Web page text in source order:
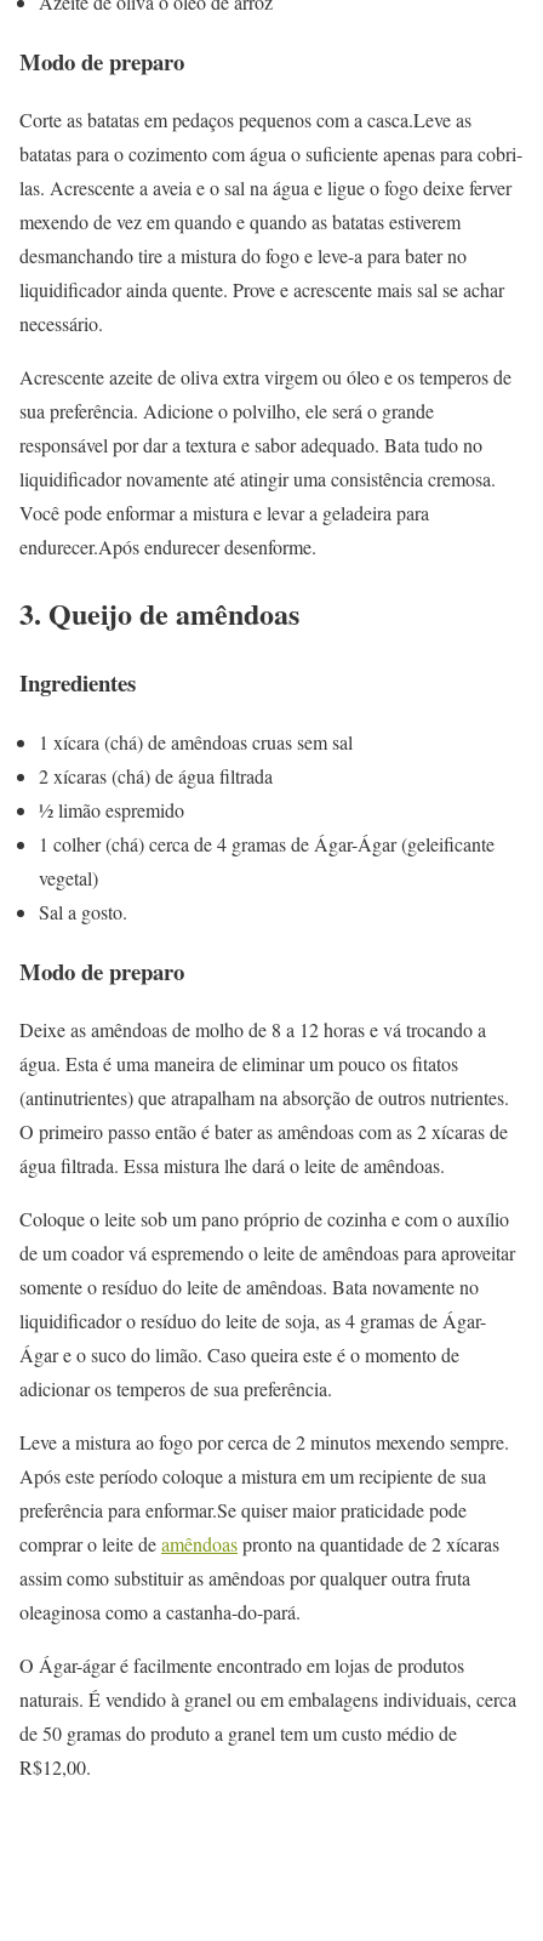
Modo de preparo
Corte as batatas em pedaços pequenos com a casca.Leve as
batatas para o cozimento com água o suficiente apenas para cobri-
las. Acrescente a aveia e o sal na água e ligue o fogo deixe ferver
mexendo de vez em quando e quando as batatas estiverem
desmanchando tire a mistura do fogo e leve-a para bater no
liquidificador ainda quente. Prove e acrescente mais sal se achar
necessário.
Acrescente azeite de oliva extra virgem ou óleo e os temperos de
sua preferência. Adicione o polvilho, ele será o grande
responsável por dar a textura e sabor adequado. Bata tudo no
liquidificador novamente até atingir uma consistência cremosa.
Você pode enformar a mistura e levar a geladeira para
endurecer.Após endurecer desenforme.
3. Queijo de amêndoas
Ingredientes
1 xícara (chá) de amêndoas cruas sem sal
2 xícaras (chá) de água filtrada
½ limão espremido
1 colher (chá) cerca de 4 gramas de Ágar-Ágar (geleificante
vegetal)
Sal a gosto.
Modo de preparo
Deixe as amêndoas de molho de 8 a 12 horas e vá trocando a
água. Esta é uma maneira de eliminar um pouco os fitatos
(antinutrientes) que atrapalham na absorção de outros nutrientes.
O primeiro passo então é bater as amêndoas com as 2 xícaras de
água filtrada. Essa mistura lhe dará o leite de amêndoas.
Coloque o leite sob um pano próprio de cozinha e com o auxílio
de um coador vá espremendo o leite de amêndoas para aproveitar
somente o resíduo do leite de amêndoas. Bata novamente no
liquidificador o resíduo do leite de soja, as 4 gramas de Ágar-
Ágar e o suco do limão. Caso queira este é o momento de
adicionar os temperos de sua preferência.
Leve a mistura ao fogo por cerca de 2 minutos mexendo sempre.
Após este período coloque a mistura em um recipiente de sua
preferência para enformar.Se quiser maior praticidade pode
comprar o leite deamêndoaspronto na quantidade de 2 xícaras
assim como substituir as amêndoas por qualquer outra fruta
oleaginosa como a castanha-do-pará.
O Ágar-ágar é facilmente encontrado em lojas de produtos
naturais. É vendido à granel ou em embalagens individuais, cerca
de 50 gramas do produto a granel tem um custo médio de
R$12,00.